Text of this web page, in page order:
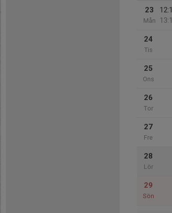
23
Mån
24
Tis
25
Ons
26
Tor
27
Fre
28
Lör
29
Sön